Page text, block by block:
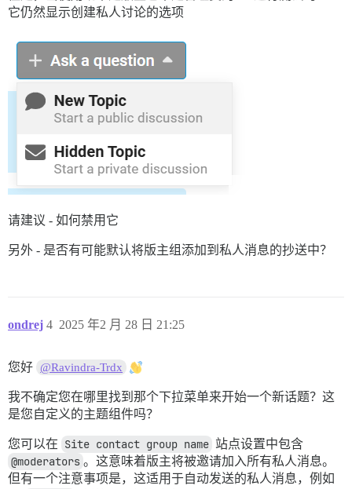
它仍然显示创建私人讨论的选项
请建议 - 如何禁用它
另外 - 是否有可能默认将版主组添加到私人消息的抄送中？
ondrej 2025 年2 月 28 日 21:25
4
您好 @Ravindra-Trdx
我不确定您在哪里找到那个下拉菜单来开始一个新话题？这
是您自定义的主题组件吗？
您可以在 Site contact group name 站点设置中包含
@moderators 。这意味着版主将被邀请加入所有私人消息。
但有一个注意事项是，这适用于自动发送的私人消息，例如